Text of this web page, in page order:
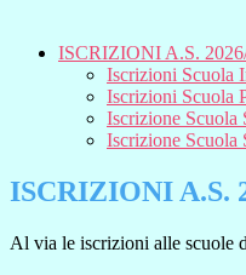
ISCRIZIONI A.S.
Iscrizioni Scuola
Iscrizioni Scuola
Iscrizione Scuola
Iscrizione Scuola
ISCRIZIONI A.S.
Al via le iscrizioni alle scuole